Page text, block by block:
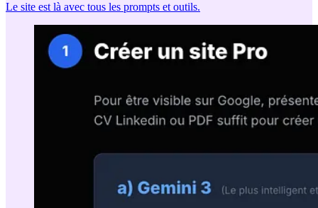
Le site est là avec tous les prompts et outils.